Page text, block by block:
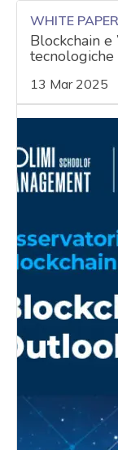
WHITE PAPER
Blockchain
13 Mar 2025